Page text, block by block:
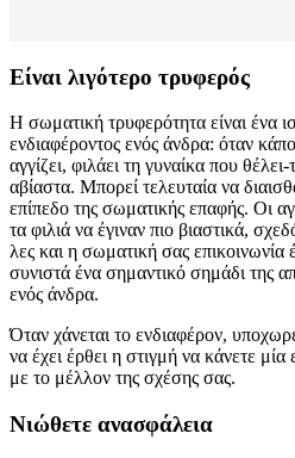
Είναι λιγότερο τρυφερός
Η σωματική τρυφερότητα είναι ένα
ενδιαφέροντος ενός άνδρα: όταν
αγγίζει, φιλάει τη γυναίκα που
αβίαστα. Μπορεί τελευταία να
επίπεδο της σωματικής επαφής. Οι
τα φιλιά να έγιναν πιο βιαστικά,
λες και η σωματική σας επικοινωνία
συνιστά ένα σημαντικό σημάδι της
ενός άνδρα.
Όταν χάνεται το ενδιαφέρον,
να έχει έρθει η στιγμή να κάνετε μία
με το μέλλον της σχέσης σας.
Νιώθετε ανασφάλεια